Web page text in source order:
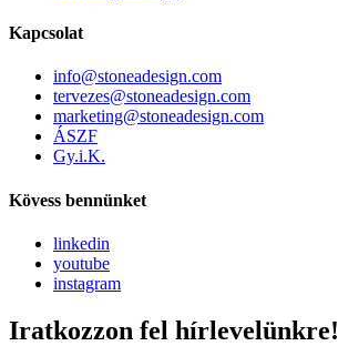
Kapcsolat
info@stoneadesign.com
tervezes@stoneadesign.com
marketing@stoneadesign.com
ÁSZF
Gy.i.K.
Kövess bennünket
linkedin
youtube
instagram
Iratkozzon fel hírlevelünkre!